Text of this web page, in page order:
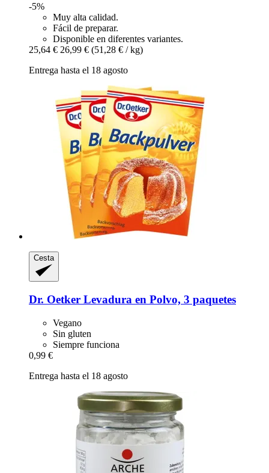
-5%
Muy alta calidad.
Fácil de preparar.
Disponible en diferentes variantes.
25,64 € 26,99 € (51,28 € / kg)
Entrega hasta el 18 agosto
Cesta
Dr. Oetker Levadura en Polvo, 3 paquetes
Vegano
Sin gluten
Siempre funciona
0,99 €
Entrega hasta el 18 agosto